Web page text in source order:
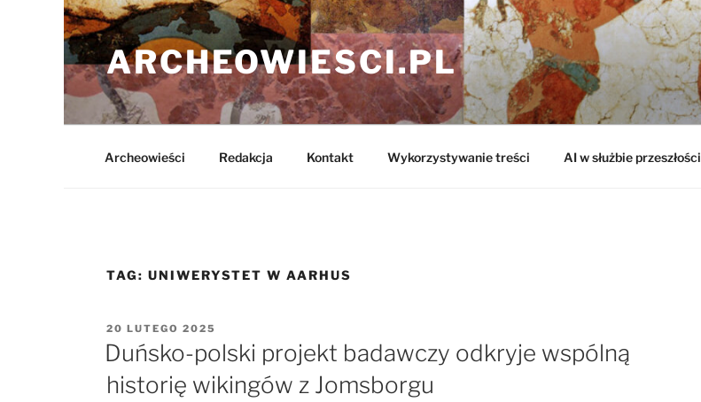
Przejdź
do
treści
ARCHEOWIESCI.PL
Archeowieści Redakcja Kontakt Wykorzystywanie treści AI w służbie przeszłości
TAG: UNIWERYSTET W AARHUS
OPUBLIKOWANE
W
20 LUTEGO 2025
Duńsko-polski projekt badawczy odkryje wspólną
historię wikingów z Jomsborgu